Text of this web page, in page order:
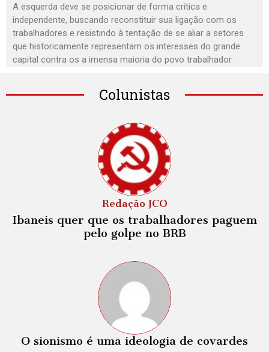
A esquerda deve se posicionar de forma crítica e
independente, buscando reconstituir sua ligação com os
trabalhadores e resistindo à tentação de se aliar a setores
que historicamente representam os interesses do grande
capital contra os a imensa maioria do povo trabalhador.
Colunistas
Redação JCO
Ibaneis quer que os trabalhadores paguem
pelo golpe no BRB
O sionismo é uma ideologia de covardes